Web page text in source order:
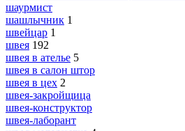
шаурмист
шашлычник 1
швейцар 1
швея 192
швея в ателье 5
швея в салон штор
швея в цех 2
швея-закройщица
швея-конструктор
швея-лаборант